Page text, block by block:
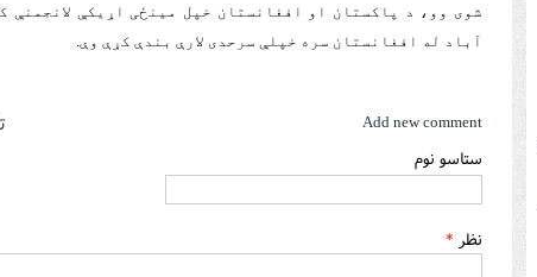
شوی وو، د پاکستان او افغانستان خپل مینځی اړیکې لانجمنې
آباد له افغانستان سره خپلې سرحدی لارې بندې کړې وې.
Add new comment
ستاسو نوم
نظر *